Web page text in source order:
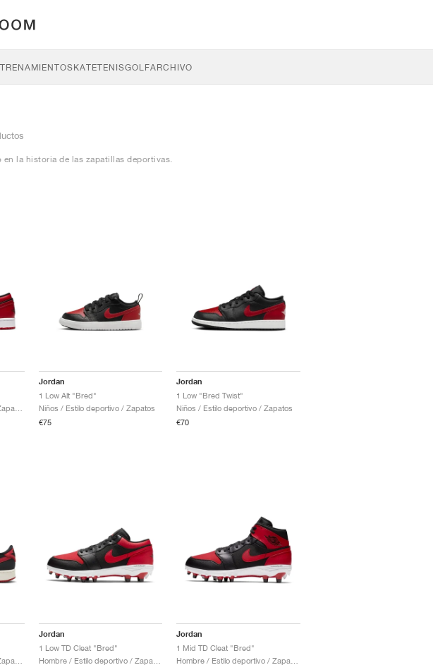
SKATETENISGOLFARCHIVO
la historia de las zapatillas deportivas.
Jordan
1 Low Alt "Bred"
Niños / Estilo deportivo / Zapatos
€75
Jordan
1 Low "Bred Twist"
Niños / Estilo deportivo / Zapatos
€70
Jordan
1 Low TD Cleat "Bred"
Jordan
1 Mid TD Cleat "Bred"